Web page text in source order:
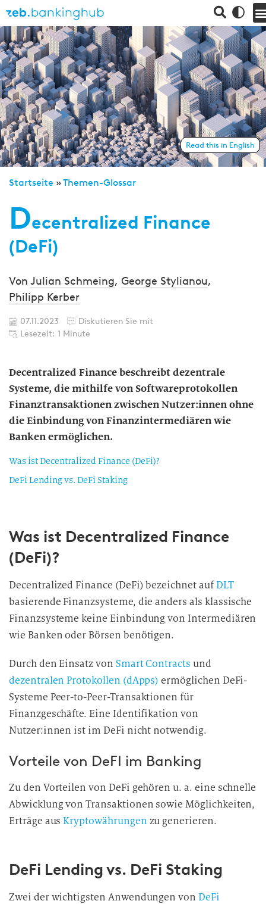
Startseite »Themen-Glossar
Read this in English
Decentralized Finance
(DeFi)
Von Julian Schmeing, George Stylianou,
Philipp Kerber
07.11.2023
Diskutieren Sie mit
Lesezeit: 1 Minute
Decentralized Finance beschreibt dezentrale
Systeme, die mithilfe von Softwareprotokollen
Finanztransaktionen zwischen Nutzer:innen ohne
die Einbindung von Finanzintermediären wie
Banken ermöglichen.
Was ist Decentralized Finance (DeFi)?
DeFi Lending vs. DeFi Staking
Was ist Decentralized Finance
(DeFi)?
Decentralized Finance (DeFi) bezeichnet aufDLT
basierende Finanzsysteme, die anders als klassische
Finanzsysteme keine Einbindung von Intermediären
wie Banken oder Börsen benötigen.
Durch den Einsatz von Smart Contracts und
dezentralen Protokollen (dApps) ermöglichen DeFi-
Systeme Peer-to-Peer-Transaktionen für
Finanzgeschäfte. Eine Identifikation von
Nutzer:innen ist im DeFi nicht notwendig.
Vorteile von DeFI im Banking
Zu den Vorteilen von DeFi gehören u. a. eine schnelle
Abwicklung von Transaktionen sowie Möglichkeiten,
Erträge ausKryptowährungen zu generieren.
DeFi Lending vs. DeFi Staking
Zwei der wichtigsten Anwendungen vonDeFi